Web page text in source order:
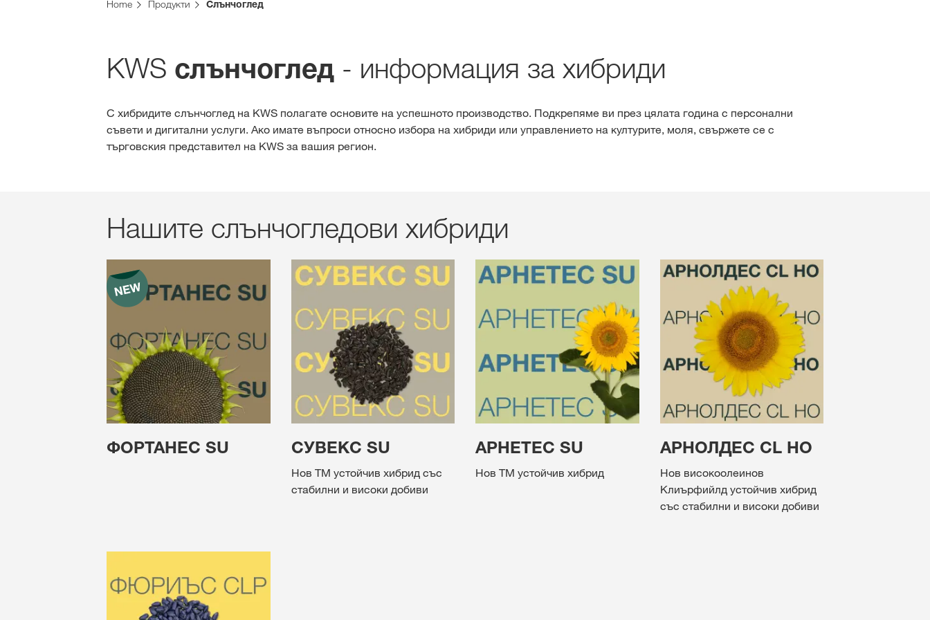
Царевица
Home Продукти Слънчоглед
KWS слънчоглед - информация за хибриди
С хибридите слънчоглед на KWS полагате основите на успешното производство. Подкрепяме ви през цялата година с персонални
съвети и дигитални услуги. Ако имате въпроси относно избора на хибриди или управлението на културите, моля, свържете се с
търговския представител на KWS за вашия регион.
Нашите слънчогледови хибриди
ФОРТАНЕС SU СУВЕКС SU
Нов ТМ устойчив хибрид със
стабилни и високи добиви
АРНЕТЕС SU
Нов ТМ устойчив хибрид
АРНОЛДЕС CL HO
Нов високоолеинов
Клиърфийлд устойчив хибрид
със стабилни и високи добиви